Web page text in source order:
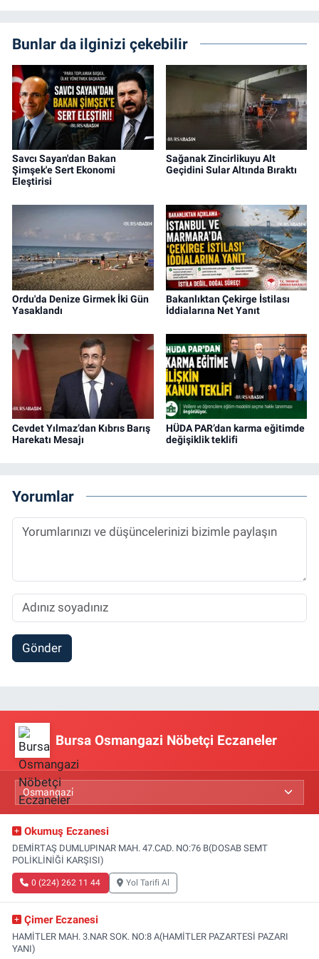
Bunlar da ilginizi çekebilir
Savcı Sayan'dan Bakan
Şimşek'e Sert Ekonomi
Eleştirisi
Sağanak Zincirlikuyu Alt
Geçidini Sular Altında Bıraktı
Ordu'da Denize Girmek İki Gün
Yasaklandı
Bakanlıktan Çekirge İstilası
İddialarına Net Yanıt
Cevdet Yılmaz’dan Kıbrıs Barış
Harekatı Mesajı
HÜDA PAR’dan karma eğitimde
değişiklik teklifi
Yorumlar
Gönder
Bursa Osmangazi Nöbetçi Eczaneler
Okumuş Eczanesi
DEMİRTAŞ DUMLUPINAR MAH. 47.CAD. NO:76 B(DOSAB SEMT
POLİKLİNİĞİ KARŞISI)
0 (224) 262 11 44 Yol Tarifi Al
Çimer Eczanesi
HAMİTLER MAH. 3.NAR SOK. NO:8 A(HAMİTLER PAZARTESİ PAZARI
YANI)